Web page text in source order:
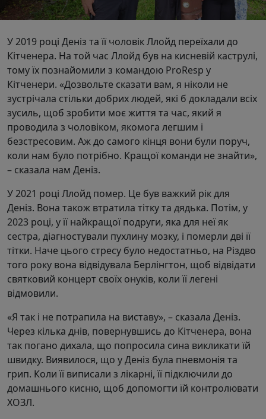
У 2019 році Деніз та її чоловік Ллойд переїхали до
Кітченера. На той час Ллойд був на кисневій каструлі,
тому їх познайомили з командою ProResp у
Кітченери. «Дозвольте сказати вам, я ніколи не
зустрічала стільки добрих людей, які б докладали всіх
зусиль, щоб зробити моє життя та час, який я
проводила з чоловіком, якомога легшим і
безстресовим. Аж до самого кінця вони були поруч,
коли нам було потрібно. Кращої команди не знайти»,
– сказала нам Деніз.
У 2021 році Ллойд помер. Це був важкий рік для
Деніз. Вона також втратила тітку та дядька. Потім, у
2023 році, у її найкращої подруги, яка для неї як
сестра, діагностували пухлину мозку, і померли дві її
тітки. Наче цього стресу було недостатньо, на Різдво
того року вона відвідувала Берлінгтон, щоб відвідати
святковий концерт своїх онуків, коли її легені
відмовили.
«Я так і не потрапила на виставу», – сказала Деніз.
Через кілька днів, повернувшись до Кітченера, вона
так погано дихала, що попросила сина викликати їй
швидку. Виявилося, що у Деніз була пневмонія та
грип. Коли її виписали з лікарні, її підключили до
домашнього кисню, щоб допомогти їй контролювати
ХОЗЛ.